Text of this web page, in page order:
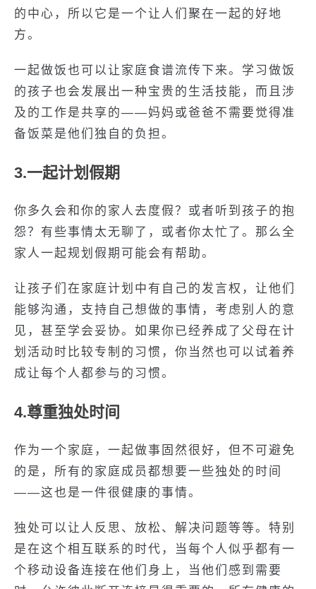
的中心，所以它是一个让人们聚在一起的好地
方。
一起做饭也可以让家庭食谱流传下来。学习做饭
的孩子也会发展出一种宝贵的生活技能，而且涉
及的工作是共享的——妈妈或爸爸不需要觉得准
备饭菜是他们独自的负担。
3.一起计划假期
你多久会和你的家人去度假？或者听到孩子的抱
怨？有些事情太无聊了，或者你太忙了。那么全
家人一起规划假期可能会有帮助。
让孩子们在家庭计划中有自己的发言权，让他们
能够沟通，支持自己想做的事情，考虑别人的意
见，甚至学会妥协。如果你已经养成了父母在计
划活动时比较专制的习惯，你当然也可以试着养
成让每个人都参与的习惯。
4.尊重独处时间
作为一个家庭，一起做事固然很好，但不可避免
的是，所有的家庭成员都想要一些独处的时间
——这也是一件很健康的事情。
独处可以让人反思、放松、解决问题等等。特别
是在这个相互联系的时代，当每个人似乎都有一
个移动设备连接在他们身上，当他们感到需要